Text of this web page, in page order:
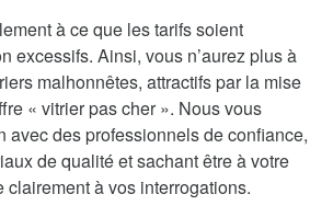
à ce que les tarifs soient
excessifs. Ainsi, vous n’aurez plus à
malhonnêtes, attractifs par la mise
« vitrier pas cher ». Nous vous
avec des professionnels de confiance,
de qualité et sachant être à votre
clairement à vos interrogations.